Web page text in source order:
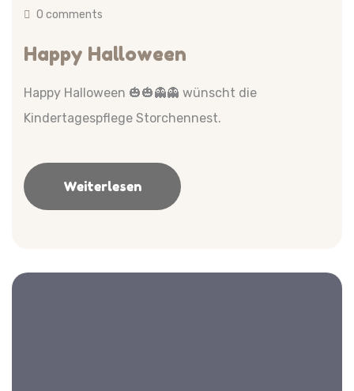
0 comments
Happy Halloween
Happy Halloween 🎃🎃👻👻 wünscht die
Kindertagespflege Storchennest.
Weiterlesen